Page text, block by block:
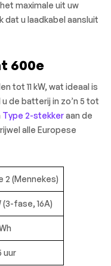
maximale uit uw
dat u laadkabel aansluit
600e
tot 11 kW, wat ideaal is
de batterij in zo’n 5 tot
Type 2-stekkeraan de
alle Europese
2 (Mennekes)
(3-fase, 16A)
uur